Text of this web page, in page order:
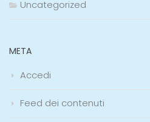
Uncategorized
META
Accedi
Feed dei contenuti